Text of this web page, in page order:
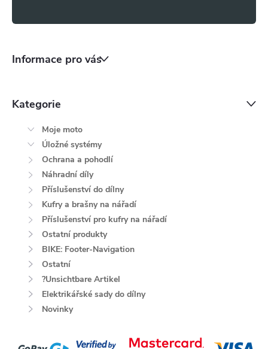
s
Informace pro vás
Kategorie
Moje moto
Úložné systémy
Ochrana a pohodlí
Náhradní díly
Příslušenství do dílny
Kufry a brašny na nářadí
Příslušenství pro kufry na nářadí
Ostatní produkty
BIKE: Footer-Navigation
Ostatní
?Unsichtbare Artikel
Elektrikářské sady do dílny
Novinky